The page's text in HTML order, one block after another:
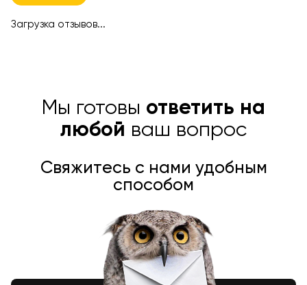
Загрузка отзывов...
Мы готовы ответить на
любой ваш вопрос
Свяжитесь с нами удобным
способом